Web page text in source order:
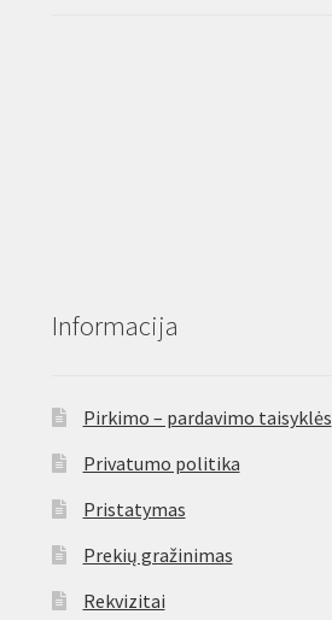
Informacija
Pirkimo – pardavimo taisyklės
Privatumo politika
Pristatymas
Prekių gražinimas
Rekvizitai